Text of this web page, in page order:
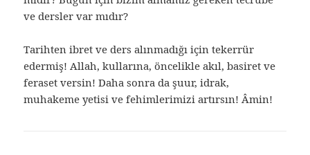
ve dersler var mıdır?
Tarihten ibret ve ders alınmadığı için tekerrür
edermiş! Allah, kullarına, öncelikle akıl, basiret ve
feraset versin! Daha sonra da şuur, idrak,
muhakeme yetisi ve fehimlerimizi artırsın! Âmin!